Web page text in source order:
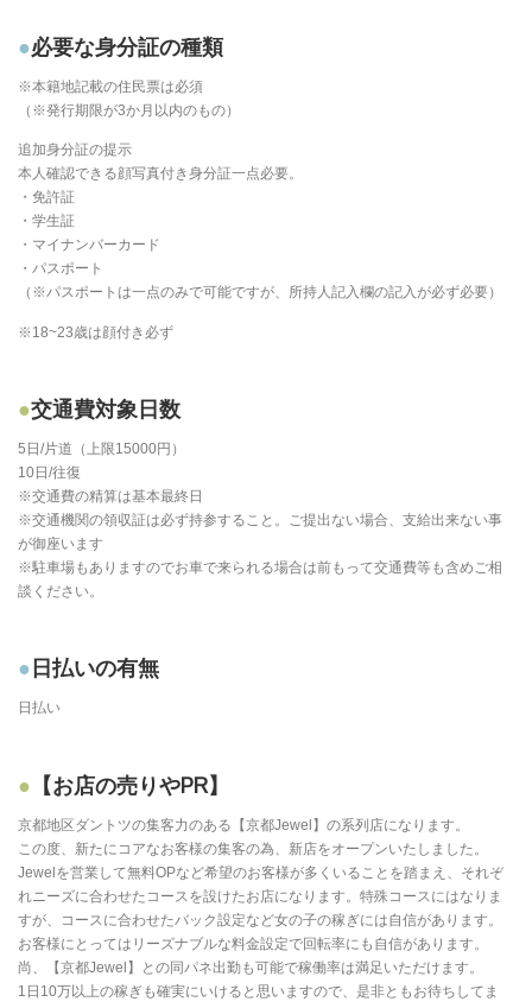
必要な身分証の種類
※本籍地記載の住民票は必須
（※発行期限が3か月以内のもの）
追加身分証の提示
本人確認できる顔写真付き身分証一点必要。
・免許証
・学生証
・マイナンバーカード
・パスポート
（※パスポートは一点のみで可能ですが、所持人記入欄の記入が必ず必要）
※18~23歳は顔付き必ず
交通費対象日数
5日/片道（上限15000円）
10日/往復
※交通費の精算は基本最終日
※交通機関の領収証は必ず持参すること。ご提出ない場合、支給出来ない事
が御座います
※駐車場もありますのでお車で来られる場合は前もって交通費等も含めご相
談ください。
日払いの有無
日払い
【お店の売りやPR】
京都地区ダントツの集客力のある【京都Jewel】の系列店になります。
この度、新たにコアなお客様の集客の為、新店をオープンいたしました。
Jewelを営業して無料OPなど希望のお客様が多くいることを踏まえ、それぞ
れニーズに合わせたコースを設けたお店になります。特殊コースにはなりま
すが、コースに合わせたバック設定など女の子の稼ぎには自信があります。
お客様にとってはリーズナブルな料金設定で回転率にも自信があります。
尚、【京都Jewel】との同パネ出勤も可能で稼働率は満足いただけます。
1日10万以上の稼ぎも確実にいけると思いますので、是非ともお待ちしてま